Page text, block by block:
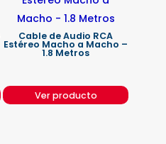
Cable de Audio RCA
Estéreo Macho a Macho –
1.8 Metros
Ver producto